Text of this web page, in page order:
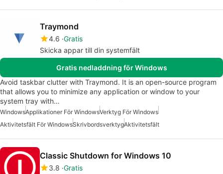
Traymond
4.6 Gratis
Skicka appar till din systemfält
Gratis nedladdning för Windows
Avoid taskbar clutter with Traymond. It is an open-source program
that allows you to minimize any application or window to your
system tray with…
WindowsApplikationer För WindowsVerktyg För Windows
Aktivitetsfält För WindowsSkrivbordsverktygAktivitetsfält
Classic Shutdown for Windows 10
3.8 Gratis